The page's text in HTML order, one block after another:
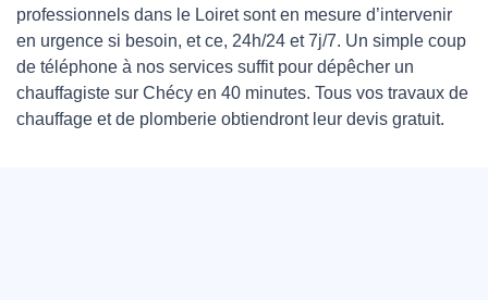
professionnels dans le Loiret sont en mesure d’intervenir
en urgence si besoin, et ce, 24h/24 et 7j/7. Un simple coup
de téléphone à nos services suffit pour dépêcher un
chauffagiste sur Chécy en 40 minutes. Tous vos travaux de
chauffage et de plomberie obtiendront leur devis gratuit.